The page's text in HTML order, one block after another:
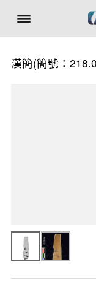
漢簡(簡號：